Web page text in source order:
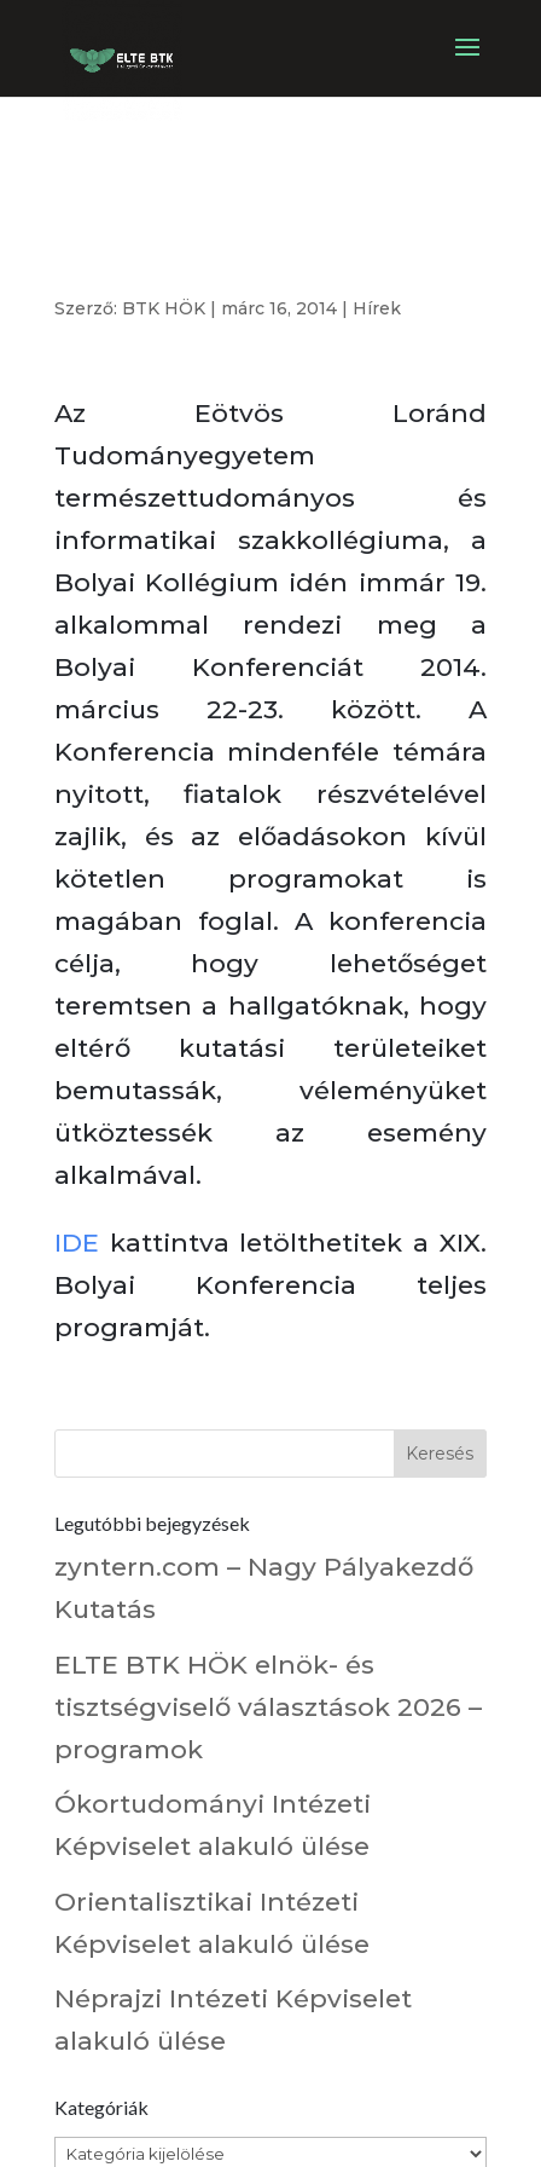
Szerző: BTK HÖK| márc 16, 2014| Hírek
Az Eötvös Loránd
Tudományegyetem
természettudományos és
informatikai szakkollégiuma, a
Bolyai Kollégium idén immár 19.
alkalommal rendezi meg a
Bolyai Konferenciát 2014.
március 22-23. között. A
Konferencia mindenféle témára
nyitott, fiatalok részvételével
zajlik, és az előadásokon kívül
kötetlen programokat is
magában foglal. A konferencia
célja, hogy lehetőséget
teremtsen a hallgatóknak, hogy
eltérő kutatási területeiket
bemutassák, véleményüket
ütköztessék az esemény
alkalmával.
IDE kattintva letölthetitek a XIX.
Bolyai Konferencia teljes
programját.
Legutóbbi bejegyzések
zyntern.com – Nagy Pályakezdő
Kutatás
ELTE BTK HÖK elnök- és
tisztségviselő választások 2026 –
programok
Ókortudományi Intézeti
Képviselet alakuló ülése
Orientalisztikai Intézeti
Képviselet alakuló ülése
Néprajzi Intézeti Képviselet
alakuló ülése
Kategóriák
Kategóriák